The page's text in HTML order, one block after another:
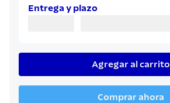
Entrega y plazo
Agregar al carrito
Comprar ahora
10. olla